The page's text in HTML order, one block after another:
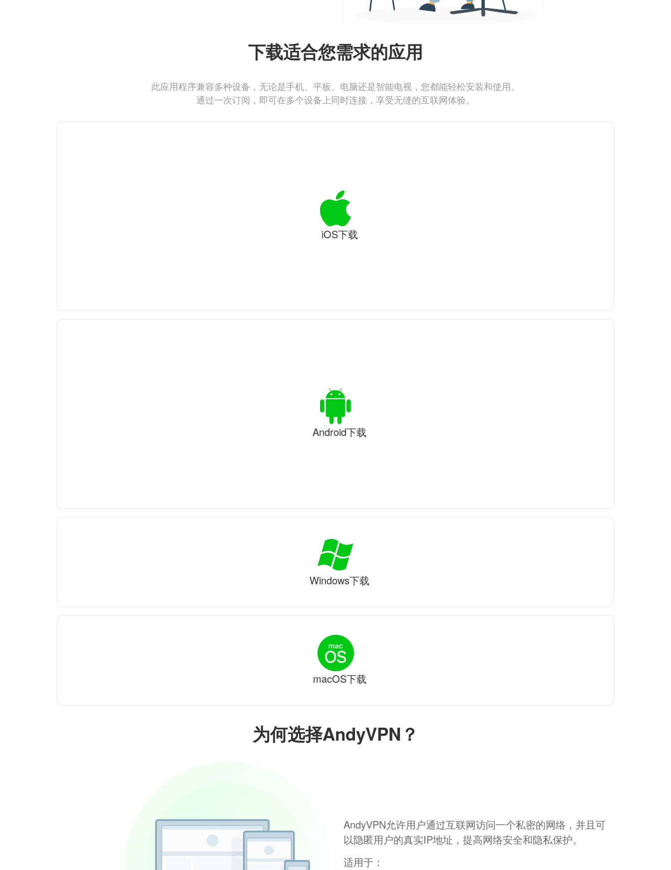
为何选择AndyVPN？
AndyVPN允许用户通过互联网访问一个私密的网络，并且可
以隐匿用户的真实IP地址，提高网络安全和隐私保护。
适用于：
下载适合您需求的应用
此应用程序兼容多种设备，无论是手机、平板、电脑还是智能电视，您都能轻松安装和使用。
通过一次订阅，即可在多个设备上同时连接，享受无缝的互联网体验。
iOS下载
Android下载
Windows下载
macOS下载